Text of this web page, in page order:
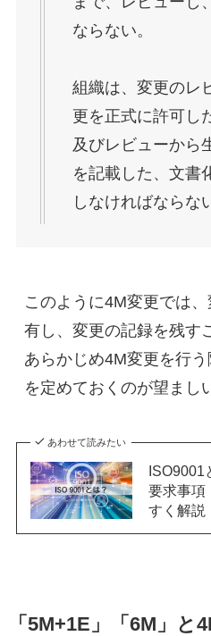
ならない。
組織は、変更のレ
更を正式に許可し
及びレビューから
を記載した、文書
しなければならな
このように4M変更では
有し、変更の記録を残す
あらかじめ4M変更を行
を定めておくのが望まし
あわせて読みたい
ISO9001
要求事項
すく解説
「5M+1E」「6M」と